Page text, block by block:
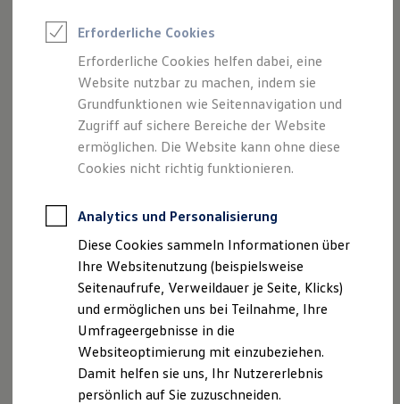
Elektroauto Leasing
Kleinwagen-Leasing
Leasing ohne Anzahlung
Finanzierung
Autokredit mit Schlussrate
Versicherungen und Garantien
Kfz-Versicherung
Restschuldversicherungen
Garantien
Professional Class bei Volkswagen
Behörden
Direktkunden
Sonderfahrzeuge
Anpfiff zum Gewinn
Elektromobilität
Elektroautos
ID. Tutorials
Elektrofahrzeugkonzepte
ID. EVERY1
Reichweite
Impressum
Datenschutzerklärung
Impressum
Autohaus Bechtel GmbH & Co. KG
Frankenbacher Straße 6
74336 Brackenheim
Telefon 0 71 35 / 95 50 - 0
info@autohaus-bechtel.de
Internet
www.autohaus-bechtel.deUSt-IDgem. § 27a
Erforderliche Cookies
Erforderliche Cookies helfen dabei, eine
Website nutzbar zu machen, indem sie
Grundfunktionen wie Seitennavigation und
Zugriff auf sichere Bereiche der Website
ermöglichen. Die Website kann ohne diese
Cookies nicht richtig funktionieren.
Analytics und Personalisierung
Diese Cookies sammeln Informationen über
Ihre Websitenutzung (beispielsweise
Seitenaufrufe, Verweildauer je Seite, Klicks)
und ermöglichen uns bei Teilnahme, Ihre
Umfrageergebnisse in die
Websiteoptimierung mit einzubeziehen.
Damit helfen sie uns, Ihr Nutzererlebnis
persönlich auf Sie zuzuschneiden.